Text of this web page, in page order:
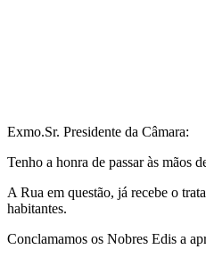
Exmo.Sr. Presidente da Câmara:
Tenho a honra de passar às mãos
A Rua em questão, já recebe o
habitantes.
Conclamamos os Nobres Edis a